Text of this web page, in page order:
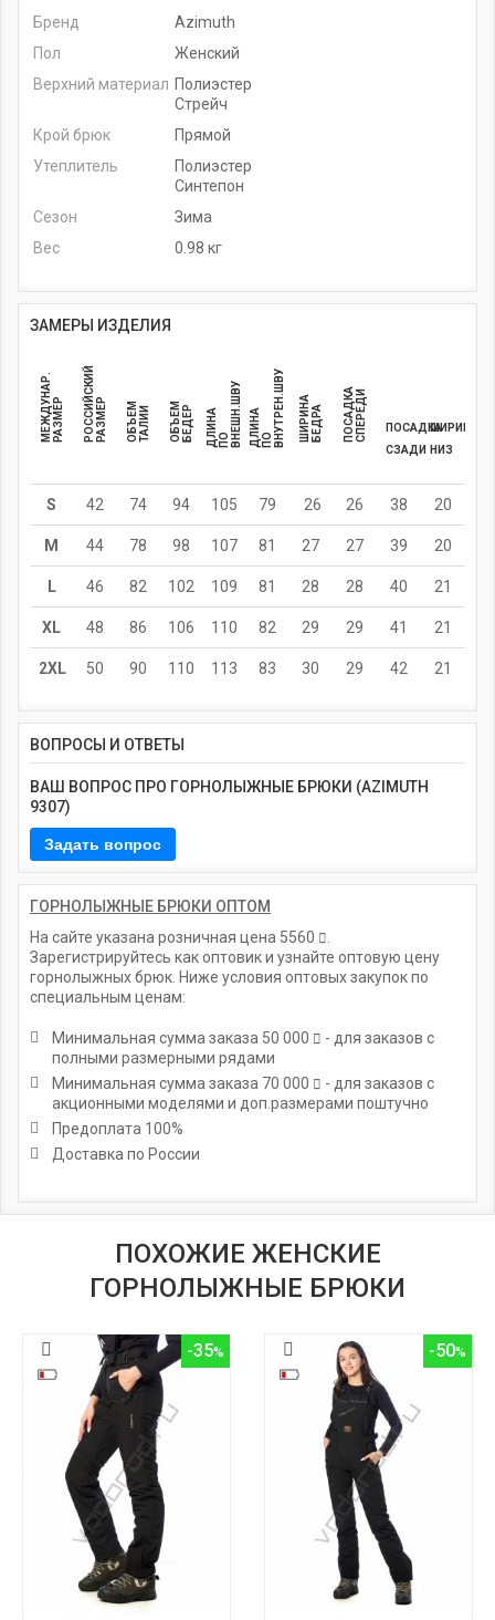
Бренд
Azimuth
Пол
Женский
Верхний материал Полиэстер
Стрейч
Крой брюк
Прямой
Утеплитель
Полиэстер
Синтепон
Сезон
Зима
Вес
0.98 кг
ЗАМЕРЫ ИЗДЕЛИЯ
МЕЖДУНАР.РАЗМЕР Р
О
С
С
ИЙ
С
К
И
Й
Р
А
З
М
ЕР ОБЪЕМТАЛИИ ОБЪЕМБЕДЕР Д Л
И
Н
А
П О ВНЕШН.ШВУ Д Л
И
Н
А
П О ВНУТРЕН.ШВУ ШИРИНАБЕДРА ПОСАДКАСПЕРЕДИ
ПОСАДКА
СЗАДИ
ШИРИНА
НИЗ
S 42 74 94 105 79 26 26 38 20
M 44 78 98 107 81 27 27 39 20
L 46 82 102 109 81 28 28 40 21
XL 48 86 106 110 82 29 29 41 21
2XL 50 90 110 113 83 30 29 42 21
ВОПРОСЫ И ОТВЕТЫ
ВАШ ВОПРОС ПРО ГОРНОЛЫЖНЫЕ БРЮКИ (AZIMUTH
9307)
ГОРНОЛЫЖНЫЕ БРЮКИ ОПТОМ
На сайте указана розничная цена 5560
Зарегистрируйтесь как оптовик и узнайте оптовую цену
горнолыжных брюк. Ниже условия оптовых закупок по
специальным ценам:
Минимальная сумма заказа 50 000
- для заказов с
полными размерными рядами
Минимальная сумма заказа 70 000
- для заказов с
акционными моделями и доп.размерами поштучно
Предоплата 100%
Доставка по России
ПОХОЖИЕ ЖЕНСКИЕ
ГОРНОЛЫЖНЫЕ БРЮКИ
-35 -50